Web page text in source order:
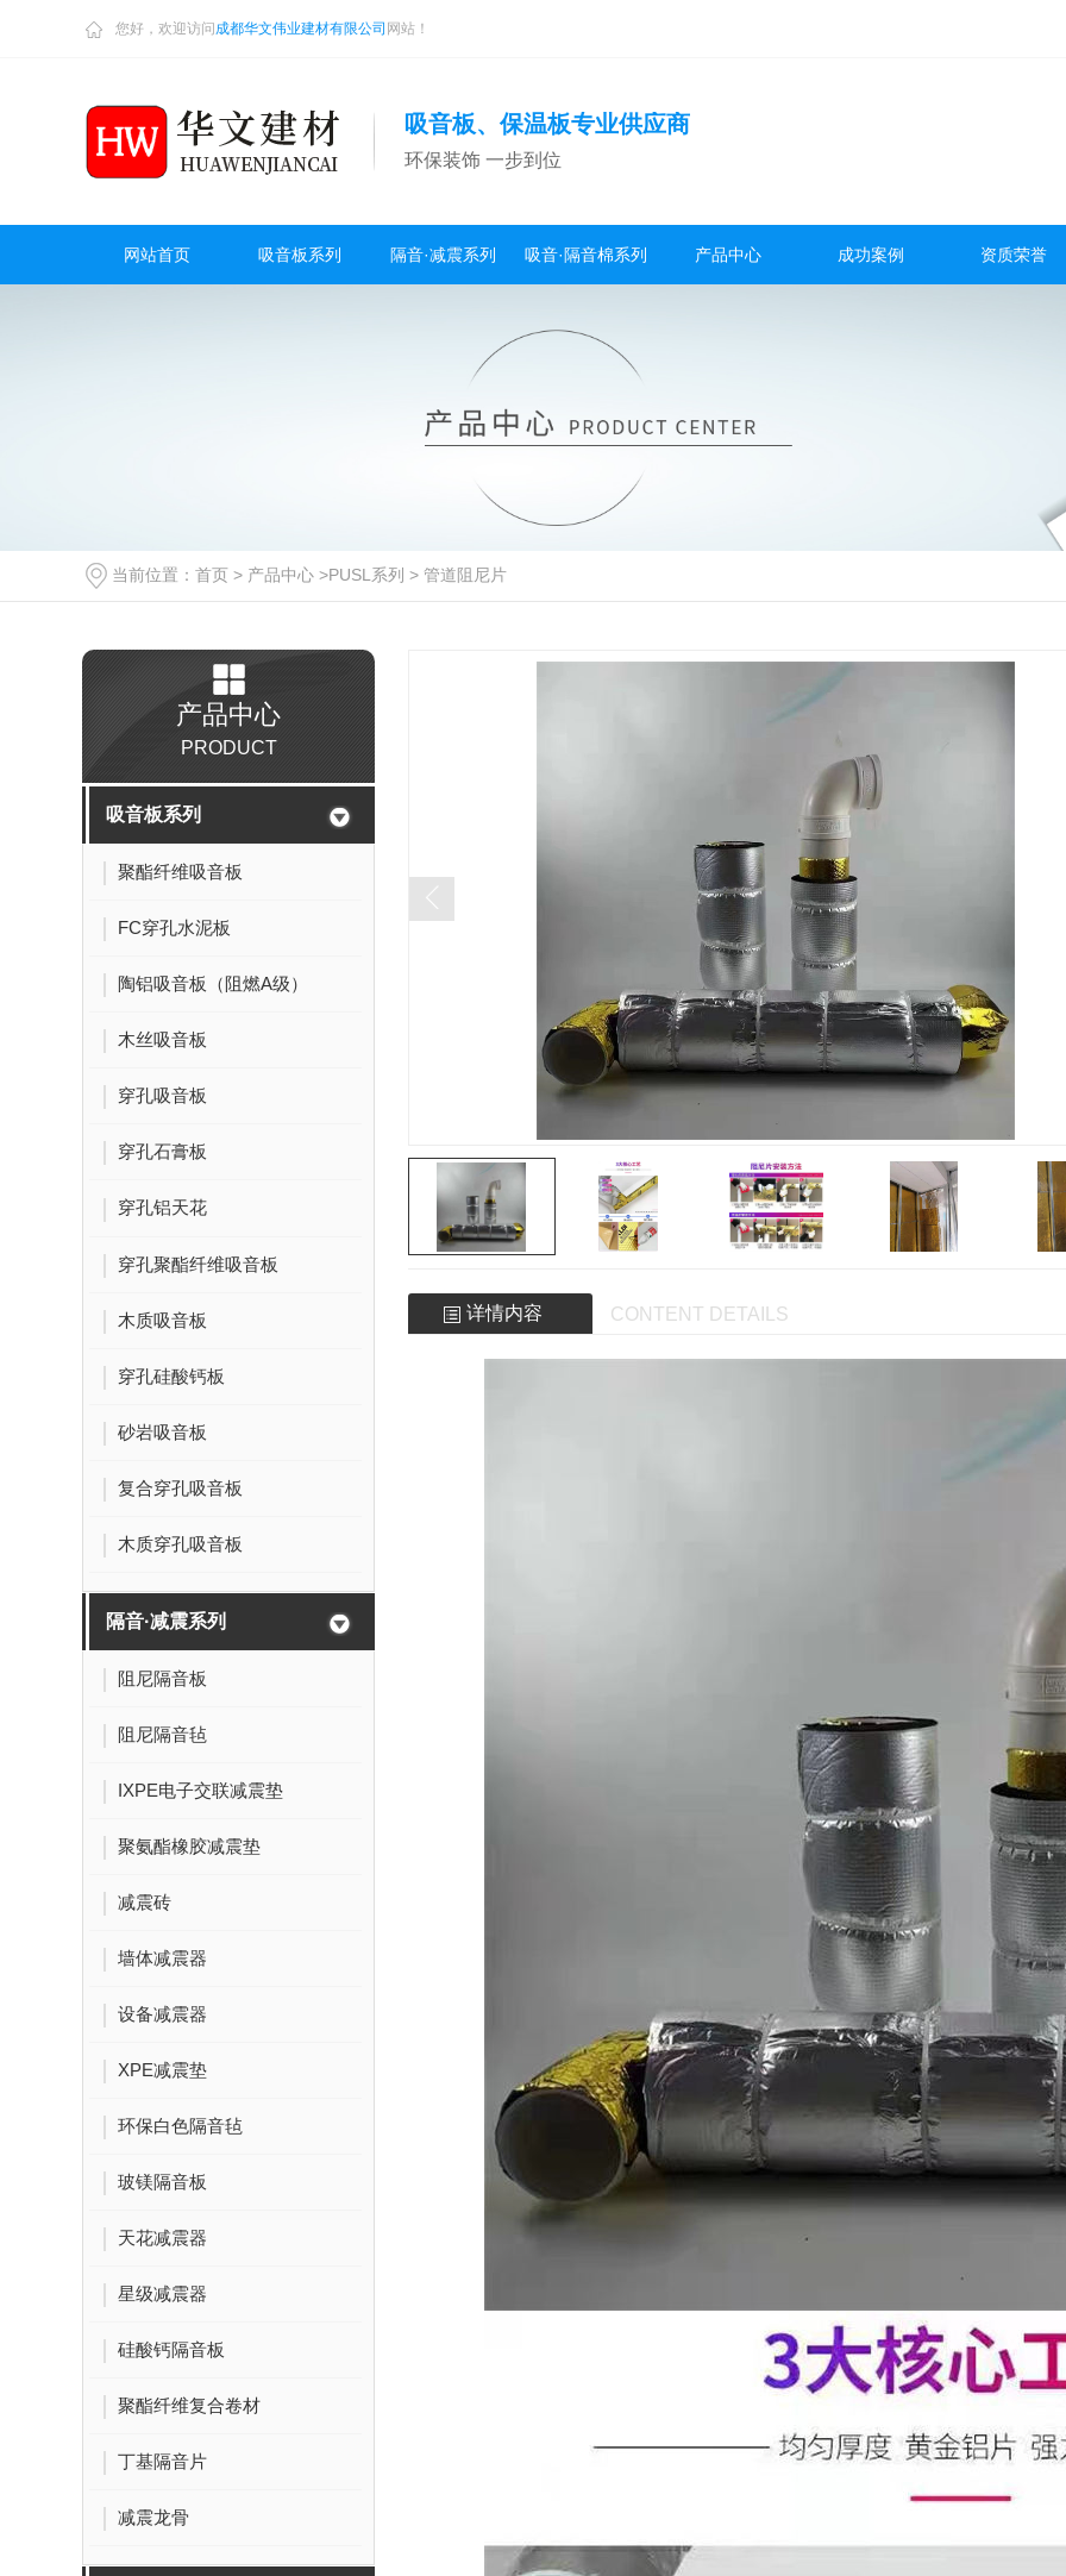
您好，欢迎访问 成都华文伟业建材有限公司 网站！
吸音板、保温板专业供应商
环保装饰 一步到位
网站首页 吸音板系列 隔音·减震系列 吸音·隔音棉系列 产品中心 成功案例 资质荣誉
当前位置： 首页 > 产品中心 >PUSL系列 > 管道阻尼片
产品中心
PRODUCT
吸音板系列
聚酯纤维吸音板
FC穿孔水泥板
陶铝吸音板（阻燃A级）
木丝吸音板
穿孔吸音板
穿孔石膏板
穿孔铝天花
穿孔聚酯纤维吸音板
木质吸音板
穿孔硅酸钙板
砂岩吸音板
复合穿孔吸音板
木质穿孔吸音板
隔音·减震系列
阻尼隔音板
阻尼隔音毡
IXPE电子交联减震垫
聚氨酯橡胶减震垫
减震砖
墙体减震器
设备减震器
XPE减震垫
环保白色隔音毡
玻镁隔音板
天花减震器
星级减震器
硅酸钙隔音板
聚酯纤维复合卷材
丁基隔音片
减震龙骨
详情内容 CONTENT DETAILS